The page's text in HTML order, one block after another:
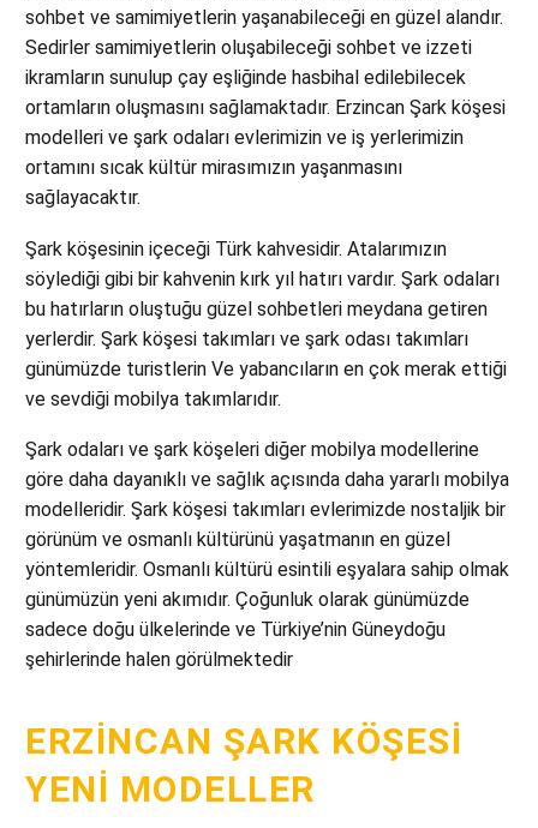
sohbet ve samimiyetlerin yaşanabileceği en güzel alandır.
Sedirler samimiyetlerin oluşabileceği sohbet ve izzeti
ikramların sunulup çay eşliğinde hasbihal edilebilecek
ortamların oluşmasını sağlamaktadır. Erzincan Şark köşesi
modelleri ve şark odaları evlerimizin ve iş yerlerimizin
ortamını sıcak kültür mirasımızın yaşanmasını
sağlayacaktır.
Şark köşesinin içeceği Türk kahvesidir. Atalarımızın
söylediği gibi bir kahvenin kırk yıl hatırı vardır. Şark odaları
bu hatırların oluştuğu güzel sohbetleri meydana getiren
yerlerdir. Şark köşesi takımları ve şark odası takımları
günümüzde turistlerin Ve yabancıların en çok merak ettiği
ve sevdiği mobilya takımlarıdır.
Şark odaları ve şark köşeleri diğer mobilya modellerine
göre daha dayanıklı ve sağlık açısında daha yararlı mobilya
modelleridir. Şark köşesi takımları evlerimizde nostaljik bir
görünüm ve osmanlı kültürünü yaşatmanın en güzel
yöntemleridir. Osmanlı kültürü esintili eşyalara sahip olmak
günümüzün yeni akımıdır. Çoğunluk olarak günümüzde
sadece doğu ülkelerinde ve Türkiye’nin Güneydoğu
şehirlerinde halen görülmektedir
ERZINCAN ŞARK KÖŞESI
YENI MODELLER